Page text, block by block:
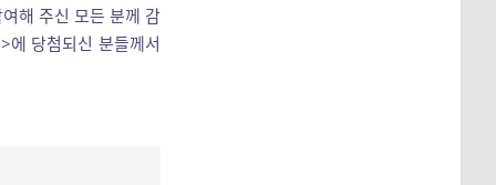
해 주신 모든 분께 감
에 당첨되신 분들께서